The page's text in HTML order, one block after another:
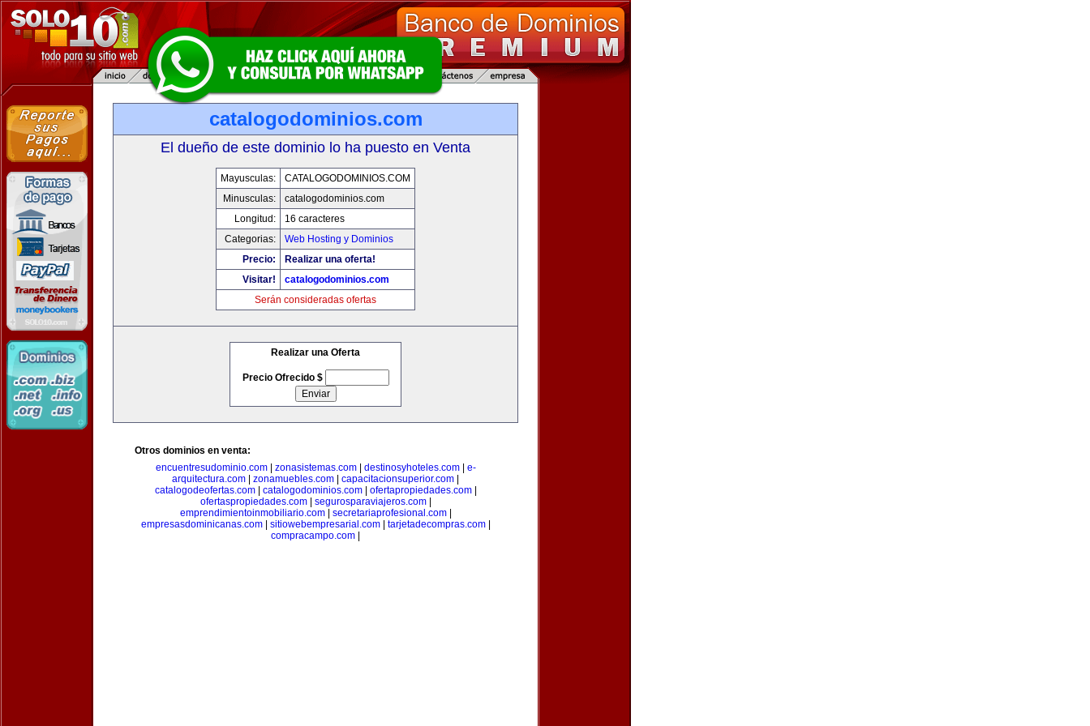
catalogodominios.com
El dueño de este dominio lo ha puesto en Venta
Mayusculas:
CATALOGODOMINIOS.COM
Minusculas:
catalogodominios.com
Longitud:
16 caracteres
Categorias:
Web Hosting y Dominios
Precio:
Realizar una oferta!
Visitar!
catalogodominios.com
Serán consideradas ofertas
Realizar una Oferta
Precio Ofrecido $
Otros dominios en venta:
encuentresudominio.com| zonasistemas.com| destinosyhoteles.com| e-
arquitectura.com
zonamuebles.com capacitacionsuperior.com
catalogodeofertas.com| catalogodominios.com| ofertapropiedades.com|
ofertaspropiedades.com| segurosparaviajeros.com|
emprendimientoinmobiliario.com| secretariaprofesional.com|
empresasdominicanas.com| sitiowebempresarial.com| tarjetadecompras.com|
compracampo.com